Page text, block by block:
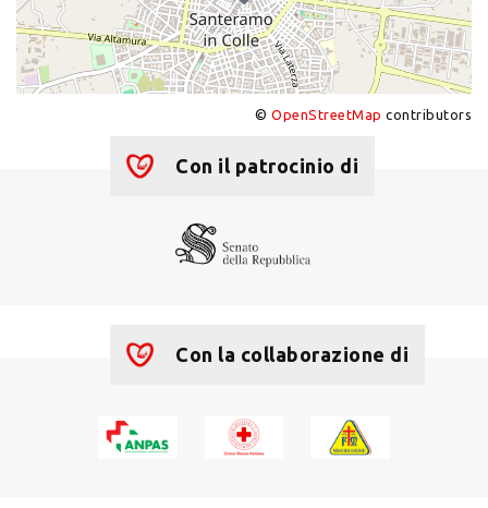
© OpenStreetMap contributors
Con il patrocinio di
Con la collaborazione di